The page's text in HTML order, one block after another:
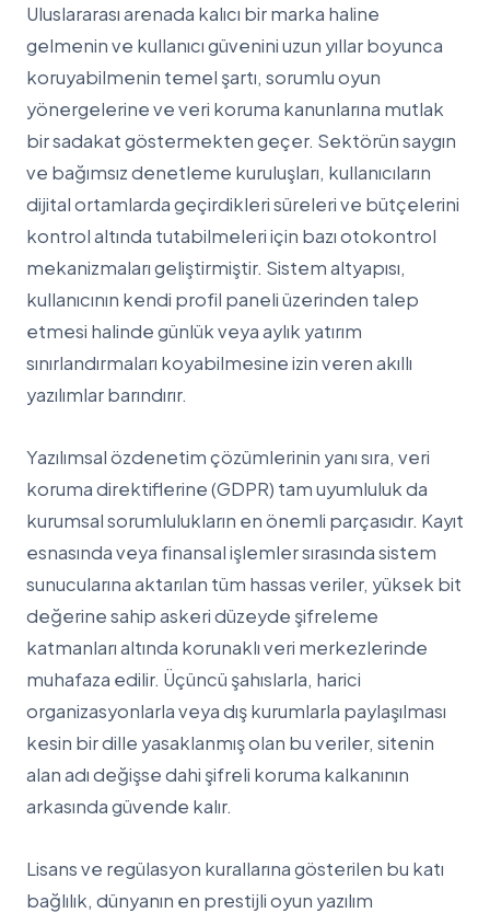
Uluslararası arenada kalıcı bir marka haline
gelmenin ve kullanıcı güvenini uzun yıllar boyunca
koruyabilmenin temel şartı, sorumlu oyun
yönergelerine ve veri koruma kanunlarına mutlak
bir sadakat göstermekten geçer. Sektörün saygın
ve bağımsız denetleme kuruluşları, kullanıcıların
dijital ortamlarda geçirdikleri süreleri ve bütçelerini
kontrol altında tutabilmeleri için bazı otokontrol
mekanizmaları geliştirmiştir. Sistem altyapısı,
kullanıcının kendi profil paneli üzerinden talep
etmesi halinde günlük veya aylık yatırım
sınırlandırmaları koyabilmesine izin veren akıllı
yazılımlar barındırır.
Yazılımsal özdenetim çözümlerinin yanı sıra, veri
koruma direktiflerine (GDPR) tam uyumluluk da
kurumsal sorumlulukların en önemli parçasıdır. Kayıt
esnasında veya finansal işlemler sırasında sistem
sunucularına aktarılan tüm hassas veriler, yüksek bit
değerine sahip askeri düzeyde şifreleme
katmanları altında korunaklı veri merkezlerinde
muhafaza edilir. Üçüncü şahıslarla, harici
organizasyonlarla veya dış kurumlarla paylaşılması
kesin bir dille yasaklanmış olan bu veriler, sitenin
alan adı değişse dahi şifreli koruma kalkanının
arkasında güvende kalır.
Lisans ve regülasyon kurallarına gösterilen bu katı
bağlılık, dünyanın en prestijli oyun yazılım